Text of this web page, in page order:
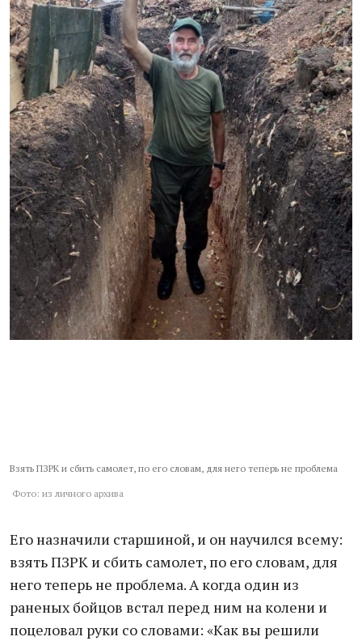
Взять ПЗРК и сбить самолет, по его словам, для него теперь не проблема
Фото: из личного архива
Его назначили старшиной, и он научился всему:
взять ПЗРК и сбить самолет, по его словам, для
него теперь не проблема. А когда один из
раненых бойцов встал перед ним на колени и
поцеловал руки со словами: «Как вы решили